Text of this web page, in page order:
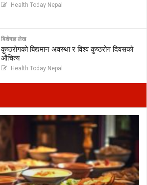
Health Today Nepal
बिशेषज्ञ लेख
कुष्ठरोगको बिद्यमान अवस्था र विश्व कुष्ठरोग दिवसको
औचित्य
Health Today Nepal